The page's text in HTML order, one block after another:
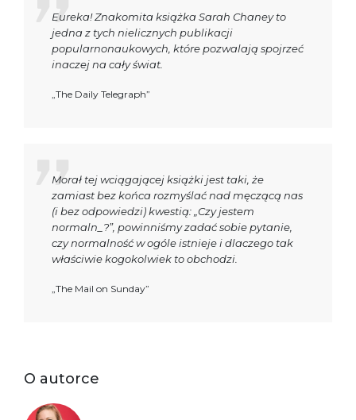
Eureka! Znakomita książka Sarah Chaney to
jedna z tych nielicznych publikacji
popularnonaukowych, które pozwalają spojrzeć
inaczej na cały świat.
„The Daily Telegraph”
Morał tej wciągającej książki jest taki, że
zamiast bez końca rozmyślać nad męczącą nas
(i bez odpowiedzi) kwestią: „Czy jestem
normaln_?”, powinniśmy zadać sobie pytanie,
czy normalność w ogóle istnieje i dlaczego tak
właściwie kogokolwiek to obchodzi.
„The Mail on Sunday”
O autorce